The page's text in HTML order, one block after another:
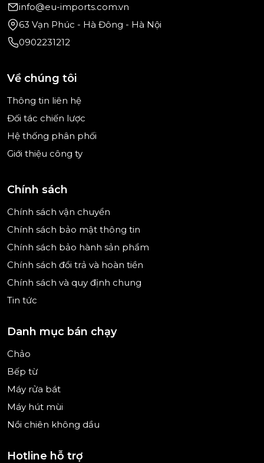
Tự nhận diện nồi thông minh, tối ưu hiệu suất
Mặt kính gốm cao cấp, chống trầy xước, chịu nhiệt
tốt
Bếp từ Miele không chỉ mang lại trải nghiệm nấu ăn
hoàn hảo mà còn đảm bảo an toàn với các tính năng
như khóa trẻ em, tự ngắt khi quá nhiệt và cảnh báo
nhiệt dư.
Khi mua bếp từ Miele tại Bepnk, khách hàng được:
Cam kết sản phẩm chính hãng 100%
Tư vấn chuyên sâu theo nhu cầu cao cấp
Dịch vụ lắp đặt chuyên nghiệp
Chính sách bảo hành uy tín
Bepnk!
info@eu-imports.com.vn
63 Vạn Phúc - Hà Đông - Hà Nội
0902231212
Về chúng tôi
Thông tin liên hệ
Đối tác chiến lược
Hệ thống phân phối
Giới thiệu công ty
Chính sách
Chính sách vận chuyển
Chính sách bảo mật thông tin
Chính sách bảo hành sản phẩm
Chính sách đổi trả và hoàn tiền
Chính sách và quy định chung
Tin tức
Danh mục bán chạy
Chảo
Bếp từ
Máy rửa bát
Máy hút mùi
Nồi chiên không dầu
Hotline hỗ trợ